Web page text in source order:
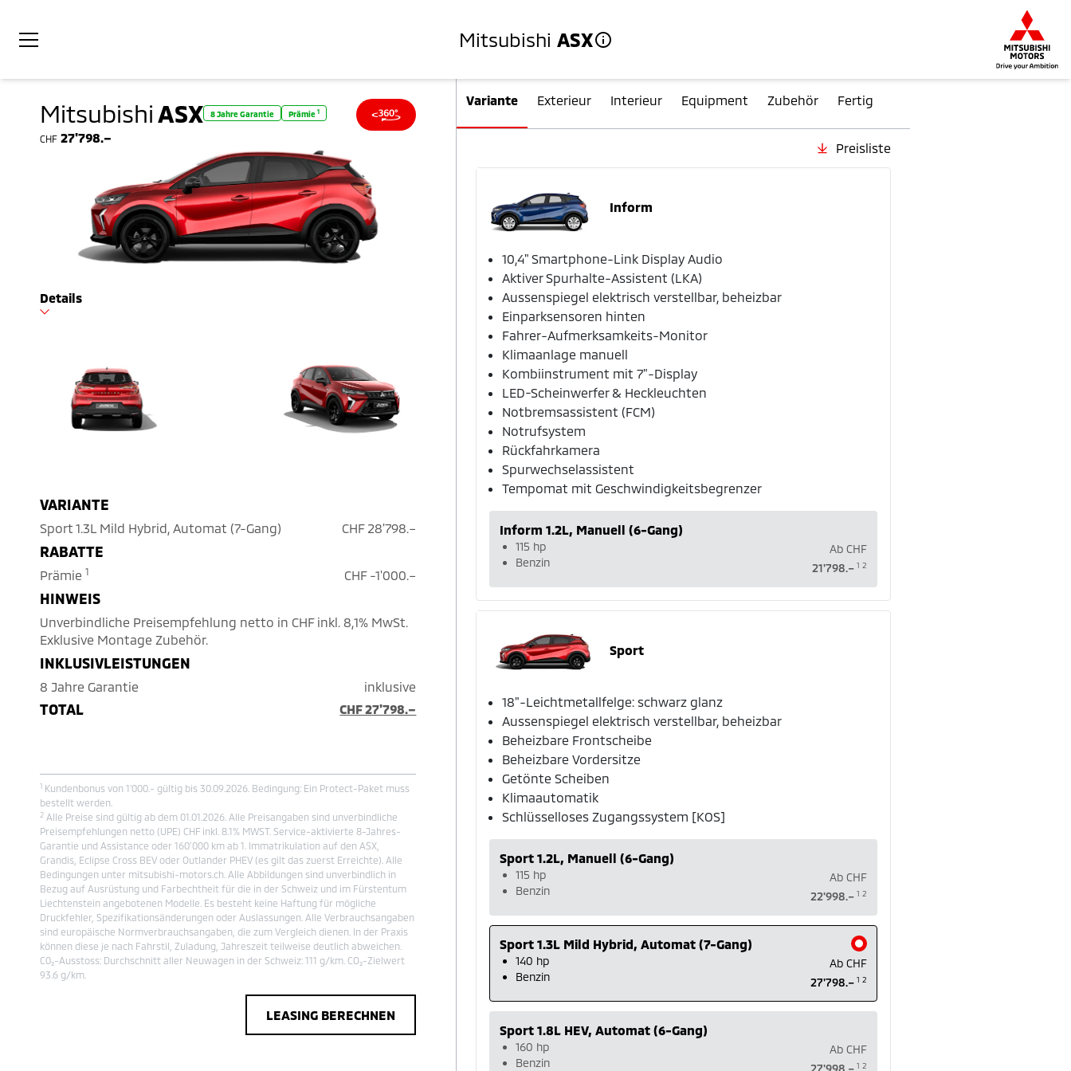
Mitsubishi ASX
Mitsubishi ASX 8 Jahre Garantie Prämie 1
CHF 27'798.–
Details
VARIANTE
Sport 1.3L Mild Hybrid, Automat (7-Gang) CHF 28'798.–
RABATTE
Prämie 1 CHF -1'000.–
HINWEIS
Unverbindliche Preisempfehlung netto in CHF inkl. 8,1% MwSt.
Exklusive Montage Zubehör.
INKLUSIVLEISTUNGEN
8 Jahre Garantie inklusive
TOTAL CHF 27'798.–
1 Kundenbonus von 1'000.- gültig bis 30.09.2026. Bedingung: Ein Protect-Paket muss
bestellt werden.
2 Alle Preise sind gültig ab dem 01.01.2026. Alle Preisangaben sind unverbindliche
Preisempfehlungen netto (UPE) CHF inkl. 8.1% MWST. Service-aktivierte 8-Jahres-
Garantie und Assistance oder 160’000 km ab 1. Immatrikulation auf den ASX,
Grandis, Eclipse Cross BEV oder Outlander PHEV (es gilt das zuerst Erreichte). Alle
Bedingungen unter mitsubishi-motors.ch. Alle Abbildungen sind unverbindlich in
Bezug auf Ausrüstung und Farbechtheit für die in der Schweiz und im Fürstentum
Liechtenstein angebotenen Modelle. Es besteht keine Haftung für mögliche
Druckfehler, Spezifikationsänderungen oder Auslassungen. Alle Verbrauchsangaben
sind europäische Normverbrauchsangaben, die zum Vergleich dienen. In der Praxis
können diese je nach Fahrstil, Zuladung, Jahreszeit teilweise deutlich abweichen.
C0₂-Ausstoss: Durchschnitt aller Neuwagen in der Schweiz: 111 g/km. CO₂-Zielwert
93.6 g/km.
LEASING BERECHNEN
Variante Exterieur Interieur Equipment Zubehör Fertig
Preisliste
Inform
10,4" Smartphone-Link Display Audio
Aktiver Spurhalte-Assistent (LKA)
Aussenspiegel elektrisch verstellbar, beheizbar
Einparksensoren hinten
Fahrer-Aufmerksamkeits-Monitor
Klimaanlage manuell
Kombiinstrument mit 7"-Display
LED-Scheinwerfer & Heckleuchten
Notbremsassistent (FCM)
Notrufsystem
Rückfahrkamera
Spurwechselassistent
Tempomat mit Geschwindigkeitsbegrenzer
Inform 1.2L, Manuell (6-Gang)
115 hp
Benzin
AbCHF
21'798.– 1 2
Sport
18"-Leichtmetallfelge: schwarz glanz
Aussenspiegel elektrisch verstellbar, beheizbar
Beheizbare Frontscheibe
Beheizbare Vordersitze
Getönte Scheiben
Klimaautomatik
Schlüsselloses Zugangssystem [KOS]
Sport 1.2L, Manuell (6-Gang)
115 hp
Benzin
AbCHF
22'998.– 1 2
Sport 1.3L Mild Hybrid, Automat (7-Gang)
140 hp
Benzin
AbCHF
27'798.– 1 2
Sport 1.8L HEV, Automat (6-Gang)
160 hp
Benzin
AbCHF
27'998.– 1 2